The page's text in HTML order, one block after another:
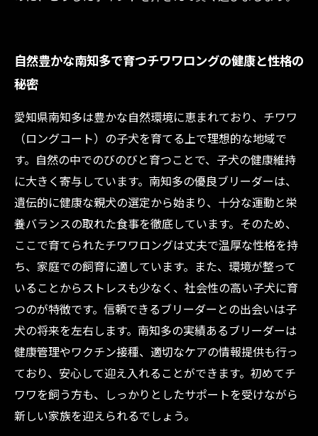
自然豊かな南知多で育つチワワロングの健康と性格の
秘密
愛知県南知多は豊かな自然環境に恵まれており、チワワ
（ロングコート）の子犬を育てる上で理想的な地域で
す。自然の中でのびのびと育つことで、子犬の健康維持
に大きく寄与しています。南知多の優良ブリーダーは、
遺伝的に健康な親犬の選定から始まり、十分な運動と栄
養バランスの取れた食事を徹底しています。そのため、
ここで育てられたチワワロングは丈夫で温厚な性格を持
ち、家庭での飼育に適しています。また、環境が整って
いることからストレスも少なく、社会性の高い子犬に育
つのが特徴です。信頼できるブリーダーとの出会いは子
犬の将来を左右します。南知多の実績あるブリーダーは
健康管理やワクチン接種、適切なケアの情報提供も行っ
ており、安心して迎え入れることができます。初めてチ
ワワを飼う方も、しっかりとしたサポートを受けながら
新しい家族を迎えられるでしょう。